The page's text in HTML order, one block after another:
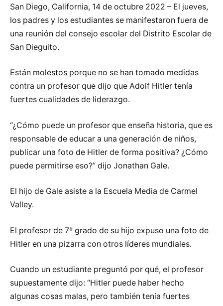
San Diego, California, 14 de octubre 2022 – El jueves,
los padres y los estudiantes se manifestaron fuera de
una reunión del consejo escolar del Distrito Escolar de
San Dieguito.
Están molestos porque no se han tomado medidas
contra un profesor que dijo que Adolf Hitler tenía
fuertes cualidades de liderazgo.
“¿Cómo puede un profesor que enseña historia, que es
responsable de educar a una generación de niños,
publicar una foto de Hitler de forma positiva? ¿Cómo
puede permitirse eso?” dijo Jonathan Gale.
El hijo de Gale asiste a la Escuela Media de Carmel
Valley.
El profesor de 7º grado de su hijo expuso una foto de
Hitler en una pizarra con otros líderes mundiales.
Cuando un estudiante preguntó por qué, el profesor
supuestamente dijo: “Hitler puede haber hecho
algunas cosas malas, pero también tenía fuertes